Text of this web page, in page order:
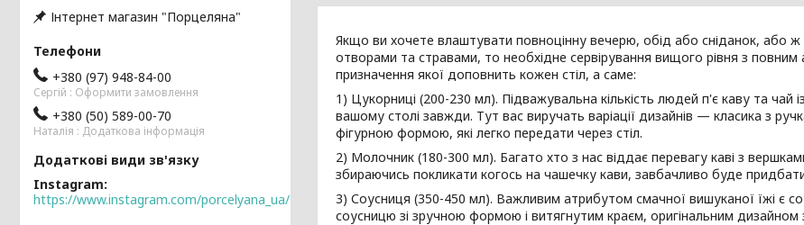
Якщо ви хочете влаштувати повноцінну вечерю, обід або сніданок, або
отворами та стравами, то необхідне сервірування вищого рівня з
призначення якої доповнить кожен стіл, а саме:
1) Цукорниці (200-230 мл). Підважувальна кількість людей п'є каву та
вашому столі завжди. Тут вас виручать варіації дизайнів — класика з
фігурною формою, які легко передати через стіл.
2) Молочник (180-300 мл). Багато хто з нас віддає перевагу каві з
збираючись покликати когось на чашечку кави, завбачливо буде
3) Соусниця (350-450 мл). Важливим атрибутом смачної вишуканої їжі є
соусницю зі зручною формою і витягнутим краєм, оригінальним дизайном
Інтернет магазин "Порцеляна"
+380 (97) 948-84-00
Cергій : Оформити замовлення
+380 (50) 589-00-70
Наталія : Додаткова інформація
Instagram
https://www.instagram.com/porcelyana_ua/